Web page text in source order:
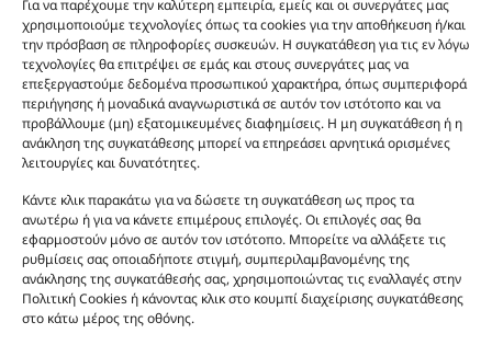
Για να παρέχουμε την καλύτερη εμπειρία, εμείς και οι συνεργάτες μας
χρησιμοποιούμε τεχνολογίες όπως τα cookies για την αποθήκευση ή/και
την πρόσβαση σε πληροφορίες συσκευών. Η συγκατάθεση για τις εν λόγω
τεχνολογίες θα επιτρέψει σε εμάς και στους συνεργάτες μας να
επεξεργαστούμε δεδομένα προσωπικού χαρακτήρα, όπως συμπεριφορά
περιήγησης ή μοναδικά αναγνωριστικά σε αυτόν τον ιστότοπο και να
προβάλλουμε (μη) εξατομικευμένες διαφημίσεις. Η μη συγκατάθεση ή η
ανάκληση της συγκατάθεσης μπορεί να επηρεάσει αρνητικά ορισμένες
λειτουργίες και δυνατότητες.
Κάντε κλικ παρακάτω για να δώσετε τη συγκατάθεση ως προς τα
ανωτέρω ή για να κάνετε επιμέρους επιλογές. Οι επιλογές σας θα
εφαρμοστούν μόνο σε αυτόν τον ιστότοπο. Μπορείτε να αλλάξετε τις
ρυθμίσεις σας οποιαδήποτε στιγμή, συμπεριλαμβανομένης της
ανάκλησης της συγκατάθεσής σας, χρησιμοποιώντας τις εναλλαγές στην
Πολιτική Cookies ή κάνοντας κλικ στο κουμπί διαχείρισης συγκατάθεσης
στο κάτω μέρος της οθόνης.
Οι φωτογραφίες των προϊόντων είναι ενδεικτικές
Σκοπός τους είναι η διευκόλυνση της επιλογής σας.
Σε καμία περίπτωση δεν αντιστοιχούν στα
αυθεντικά αρώματα και δεν ανταποκρίνονται στην
πραγματικότητα. Πρόθεση της επιχείρησης μας δεν
είναι η παραπλάνηση και η εξαπάτηση του
καταναλωτή. Όλα μας τα προϊόντα είναι τύπου, σε